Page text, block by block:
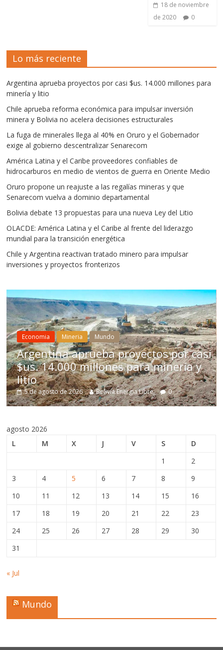
18 de noviembre
de 2020
0
Lo más reciente
Argentina aprueba proyectos por casi $us. 14.000 millones para
minería y litio
Chile aprueba reforma económica para impulsar inversión
minera y Bolivia no acelera decisiones estructurales
La fuga de minerales llega al 40% en Oruro y el Gobernador
exige al gobierno descentralizar Senarecom
América Latina y el Caribe proveedores confiables de
hidrocarburos en medio de vientos de guerra en Oriente Medio
Oruro propone un reajuste a las regalías mineras y que
Senarecom vuelva a dominio departamental
Bolivia debate 13 propuestas para una nueva Ley del Litio
OLACDE: América Latina y el Caribe al frente del liderazgo
mundial para la transición energética
Chile y Argentina reactivan tratado minero para impulsar
inversiones y proyectos fronterizos
Mundo
proyectos por casi
millones para minería y
Bolivia Energia Libre 0
Mineria Mundo
Chile
para
Bolivia no
estructurales
5 de agosto de 2026
agosto 2026
L
M X J V S
D
1
2
3
4 5 6 7 8
9
10
11 12 13 14 15
16
17
18 19 20 21 22
23
24
25 26 27 28 29
30
31
« Jul
Mundo